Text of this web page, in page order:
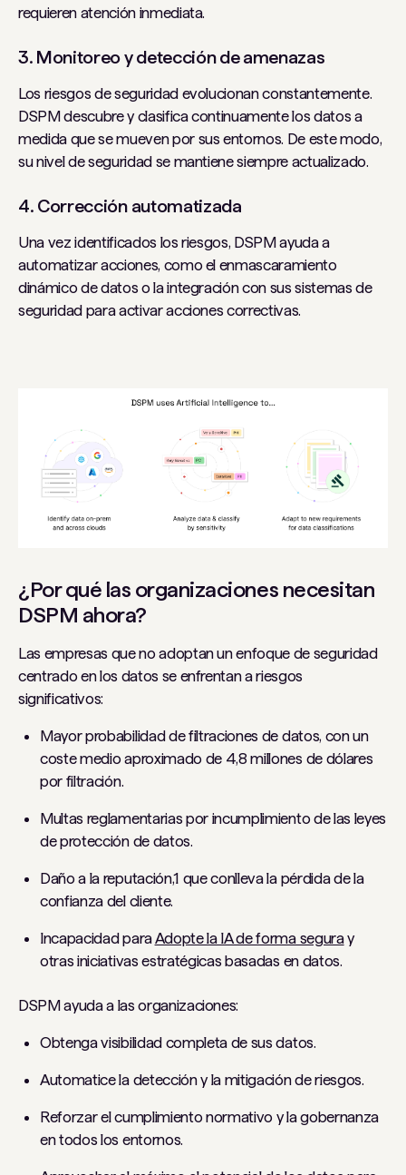
requieren atención inmediata.
3. Monitoreo y detección de amenazas
Los riesgos de seguridad evolucionan constantemente.
DSPM descubre y clasifica continuamente los datos a
medida que se mueven por sus entornos. De este modo,
su nivel de seguridad se mantiene siempre actualizado.
4. Corrección automatizada
Una vez identificados los riesgos, DSPM ayuda a
automatizar acciones, como el enmascaramiento
dinámico de datos o la integración con sus sistemas de
seguridad para activar acciones correctivas.
¿Por qué las organizaciones necesitan
DSPM ahora?
Las empresas que no adoptan un enfoque de seguridad
centrado en los datos se enfrentan a riesgos
significativos:
Mayor probabilidad de filtraciones de datos, con un
coste medio aproximado de 4,8 millones de dólares
por filtración.
Multas reglamentarias por incumplimiento de las leyes
de protección de datos.
Daño a la reputación,1 que conlleva la pérdida de la
confianza del cliente.
Incapacidad paraAdopte la IA de forma seguray
otras iniciativas estratégicas basadas en datos.
DSPM ayuda a las organizaciones:
Obtenga visibilidad completa de sus datos.
Automatice la detección y la mitigación de riesgos.
Reforzar el cumplimiento normativo y la gobernanza
en todos los entornos.